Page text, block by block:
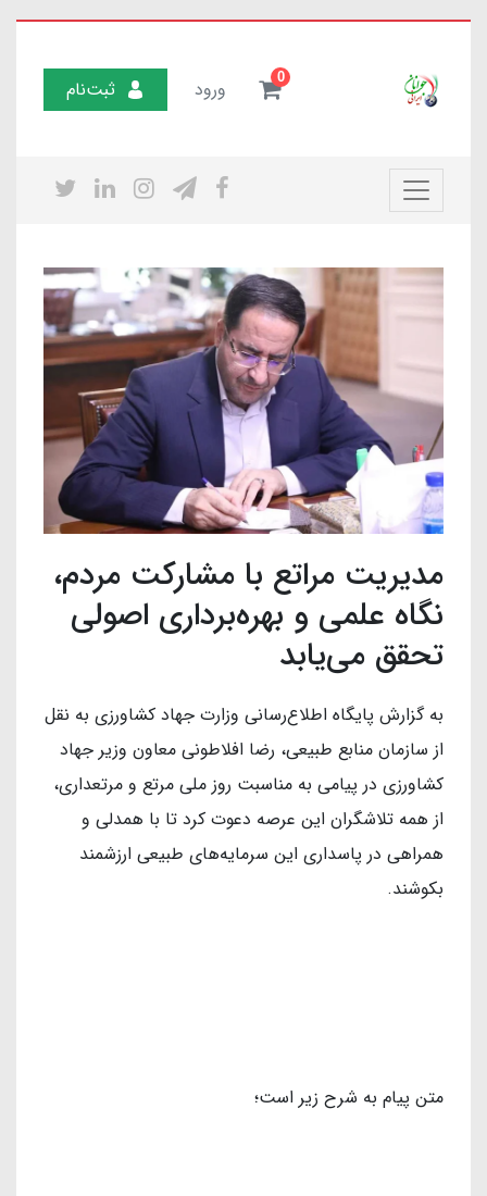
0 ورود ثبت‌نام
مدیریت مراتع با مشارکت مردم،
نگاه علمی و بهره‌برداری اصولی
تحقق می‌یابد
به گزارش پایگاه اطلاع‌رسانی وزارت جهاد کشاورزی به نقل
از سازمان منابع طبیعی، رضا افلاطونی معاون وزیر جهاد
کشاورزی در پیامی به مناسبت روز ملی مرتع و مرتعداری،
از همه تلاشگران این عرصه دعوت کرد تا با همدلی و
همراهی در پاسداری این سرمایه‌های طبیعی ارزشمند
بکوشند.
متن پیام به شرح زیر است؛